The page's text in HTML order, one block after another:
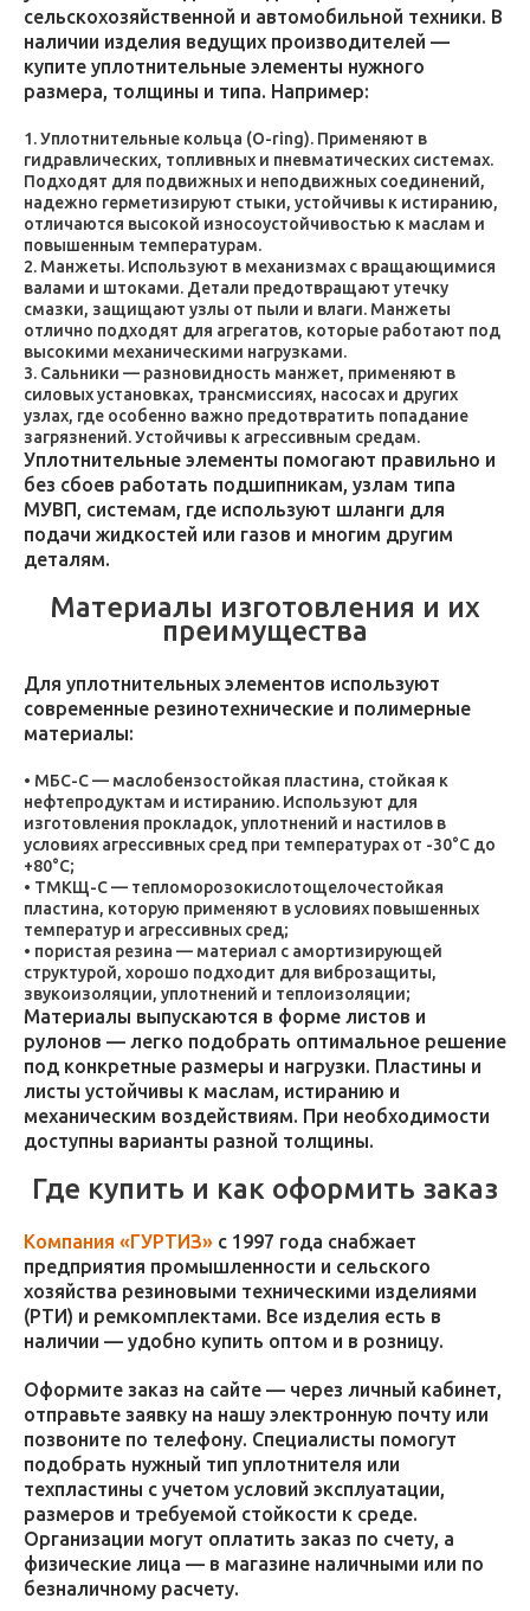
сельскохозяйственной и автомобильной техники. В
наличии изделия ведущих производителей —
купите уплотнительные элементы нужного
размера, толщины и типа. Например:
Уплотнительные кольца (O-ring). Применяют в
гидравлических, топливных и пневматических системах.
Подходят для подвижных и неподвижных соединений,
надежно герметизируют стыки, устойчивы к истиранию,
отличаются высокой износоустойчивостью к маслам и
повышенным температурам.
Манжеты. Используют в механизмах с вращающимися
валами и штоками. Детали предотвращают утечку
смазки, защищают узлы от пыли и влаги. Манжеты
отлично подходят для агрегатов, которые работают под
высокими механическими нагрузками.
Сальники — разновидность манжет, применяют в
силовых установках, трансмиссиях, насосах и других
узлах, где особенно важно предотвратить попадание
загрязнений. Устойчивы к агрессивным средам.
Уплотнительные элементы помогают правильно и
без сбоев работать подшипникам, узлам типа
МУВП, системам, где используют шланги для
подачи жидкостей или газов и многим другим
деталям.
Материалы изготовления и их
преимущества
Для уплотнительных элементов используют
современные резинотехнические и полимерные
материалы:
МБС-С — маслобензостойкая пластина, стойкая к
нефтепродуктам и истиранию. Используют для
изготовления прокладок, уплотнений и настилов в
условиях агрессивных сред при температурах от -30°C до
+80°C;
ТМКЩ-С — тепломорозокислотощелочестойкая
пластина, которую применяют в условиях повышенных
температур и агрессивных сред;
пористая резина — материал с амортизирующей
структурой, хорошо подходит для виброзащиты,
звукоизоляции, уплотнений и теплоизоляции;
Материалы выпускаются в форме листов и
рулонов — легко подобрать оптимальное решение
под конкретные размеры и нагрузки. Пластины и
листы устойчивы к маслам, истиранию и
механическим воздействиям. При необходимости
доступны варианты разной толщины.
Где купить и как оформить заказ
Компания «ГУРТИЗ» с 1997 года снабжает
предприятия промышленности и сельского
хозяйства резиновыми техническими изделиями
(РТИ) и ремкомплектами. Все изделия есть в
наличии — удобно купить оптом и в розницу.
Оформите заказ на сайте — через личный кабинет,
отправьте заявку на нашу электронную почту или
позвоните по телефону. Специалисты помогут
подобрать нужный тип уплотнителя или
техпластины с учетом условий эксплуатации,
размеров и требуемой стойкости к среде.
Организации могут оплатить заказ по счету, а
физические лица — в магазине наличными или по
безналичному расчету.